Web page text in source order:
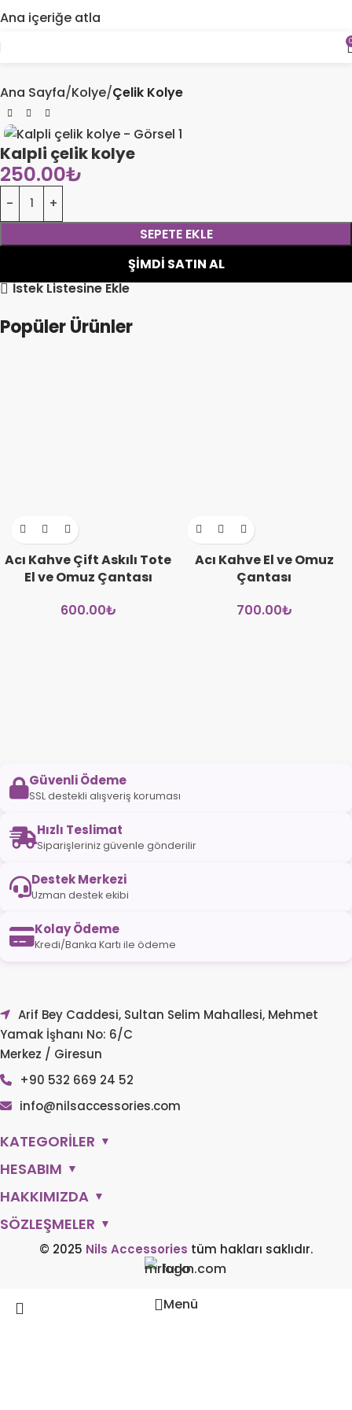
Ana içeriğe atlaÖZEL & SINIRLI BUTIK KOLEKSIYON
Ana Sayfa Kolye Çelik Kolye
Kalpli çelik kolye
250.00₺
SEPETE EKLE
ŞIMDI SATIN AL
İstek Listesine Ekle
Popüler Ürünler
Acı Kahve Çift Askılı Tote
El ve Omuz Çantası
600.00₺
Acı Kahve El ve Omuz
Çantası
700.00₺
Güvenli Ödeme
SSL destekli alışveriş koruması
Hızlı Teslimat
Siparişleriniz güvenle gönderilir
Destek Merkezi
Uzman destek ekibi
Kolay Ödeme
Kredi/Banka Kartı ile ödeme
Arif Bey Caddesi, Sultan Selim Mahallesi, Mehmet
Yamak İşhanı No: 6/C
Merkez / Giresun
+90 532 669 24 52
info@nilsaccessories.com
KATEGORİLER ▼
HESABIM ▼
HAKKIMIZDA ▼
SÖZLEŞMELER ▼
© 2025 Nils Accessories tüm hakları saklıdır.
Menü